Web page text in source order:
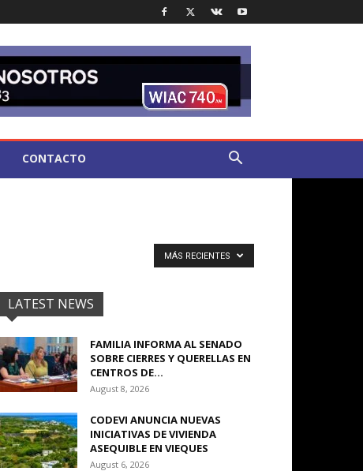
CONTACTO
MÁS RECIENTES
LATEST NEWS
FAMILIA INFORMA AL SENADO
SOBRE CIERRES Y QUERELLAS EN
CENTROS DE...
August 8, 2026
CODEVI ANUNCIA NUEVAS
INICIATIVAS DE VIVIENDA
ASEQUIBLE EN VIEQUES
August 6, 2026